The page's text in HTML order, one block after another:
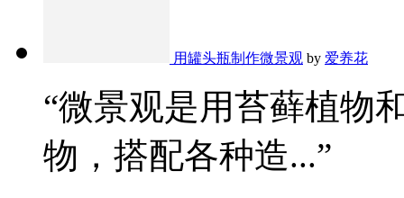
用罐头瓶制作微景观 by 爱养花
“微景观是用苔藓植物
物，搭配各种造...”